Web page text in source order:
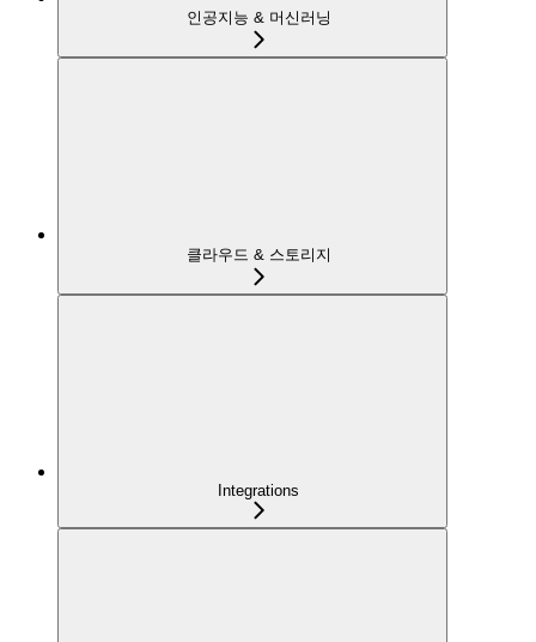
인공지능 & 머신러닝
클라우드 & 스토리지
Integrations